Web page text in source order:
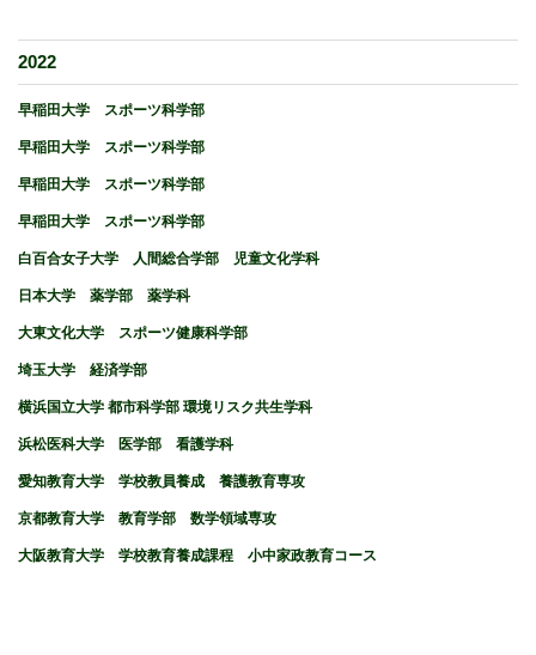
2022
早稲田大学 スポーツ科学部
早稲田大学 スポーツ科学部
早稲田大学 スポーツ科学部
早稲田大学 スポーツ科学部
白百合女子大学 人間総合学部 児童文化学科
日本大学 薬学部 薬学科
大東文化大学 スポーツ健康科学部
埼玉大学 経済学部
横浜国立大学 都市科学部 環境リスク共生学科
浜松医科大学 医学部 看護学科
愛知教育大学 学校教員養成 養護教育専攻
京都教育大学 教育学部 数学領域専攻
大阪教育大学 学校教育養成課程 小中家政教育コース